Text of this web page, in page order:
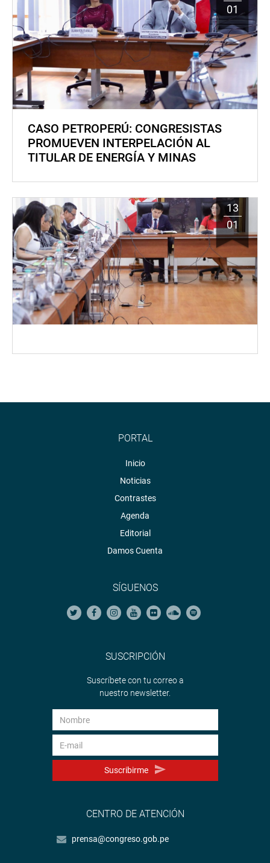
01
CASO PETROPERÚ: CONGRESISTAS
PROMUEVEN INTERPELACIÓN AL
TITULAR DE ENERGÍA Y MINAS
13
01
PORTAL
Inicio
Noticias
Contrastes
Agenda
Editorial
Damos Cuenta
SÍGUENOS
SUSCRIPCIÓN
Suscríbete con tu correo a
nuestro newsletter.
Suscribirme
CENTRO DE ATENCIÓN
prensa@congreso.gob.pe